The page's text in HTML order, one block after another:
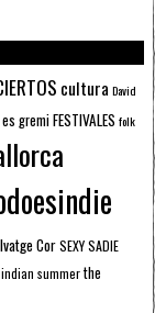
cultura David
es gremiFESTIVALES folk
CorSEXY SADIE
summerthe